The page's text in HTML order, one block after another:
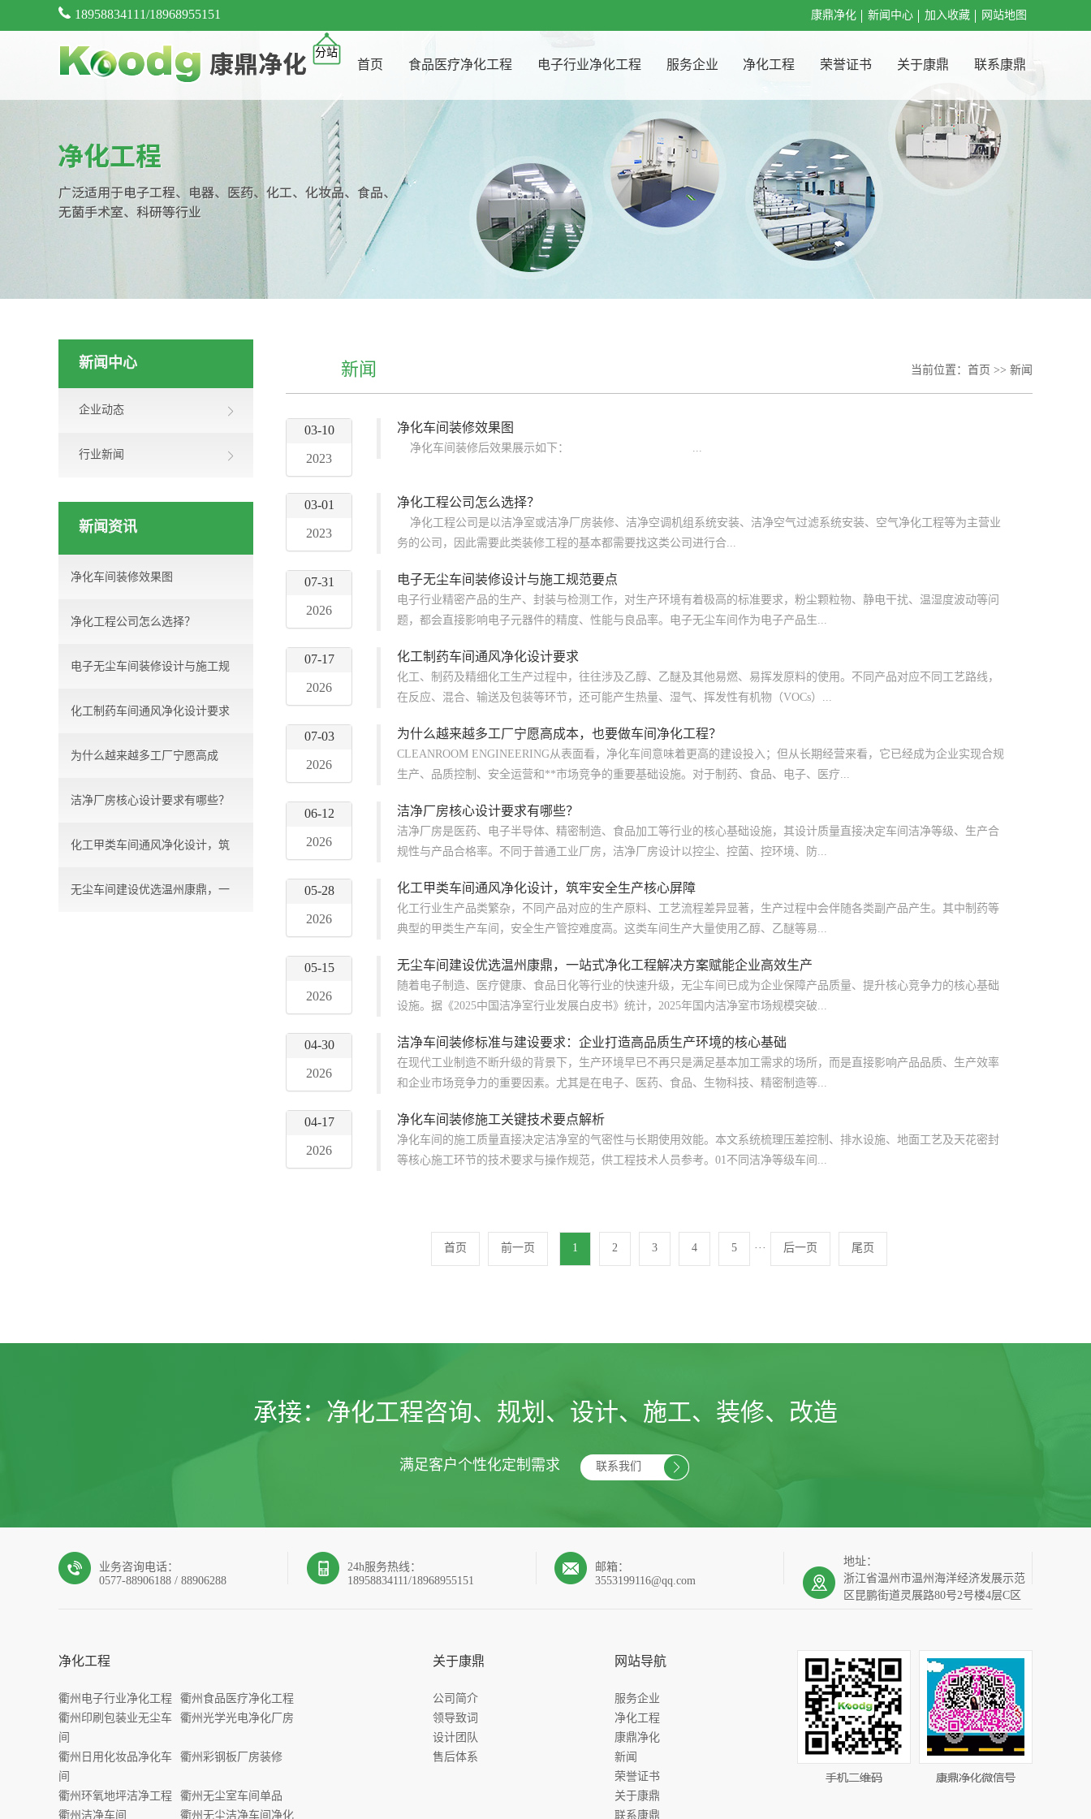
18958834111/18968955151 康鼎净化 新闻中心 加入收藏 网站地图
分站
首页 食品医疗净化工程 电子行业净化工程 服务企业 净化工程 荣誉证书 关于康鼎 联系康鼎
新闻中心
企业动态
行业新闻
新闻资讯
净化车间装修效果图
净化工程公司怎么选择？
电子无尘车间装修设计与施工规
范...
化工制药车间通风净化设计要求
为什么越来越多工厂宁愿高成
本，...
洁净厂房核心设计要求有哪些？
化工甲类车间通风净化设计，筑
牢...
无尘车间建设优选温州康鼎，一
新闻 当前位置： 首页 >> 新闻
03-10
2023
净化车间装修效果图
净化车间装修后效果展示如下： ...
03-01
2023
净化工程公司怎么选择？
净化工程公司是以洁净室或洁净厂房装修、洁净空调机组系统安装、洁净空气过滤系统安装、空气净化工程等为主营业
务的公司，因此需要此类装修工程的基本都需要找这类公司进行合...
07-31
2026
电子无尘车间装修设计与施工规范要点
电子行业精密产品的生产、封装与检测工作，对生产环境有着极高的标准要求，粉尘颗粒物、静电干扰、温湿度波动等问
题，都会直接影响电子元器件的精度、性能与良品率。电子无尘车间作为电子产品生...
07-17
2026
化工制药车间通风净化设计要求
化工、制药及精细化工生产过程中，往往涉及乙醇、乙醚及其他易燃、易挥发原料的使用。不同产品对应不同工艺路线，
在反应、混合、输送及包装等环节，还可能产生热量、湿气、挥发性有机物（VOCs）...
07-03
2026
为什么越来越多工厂宁愿高成本，也要做车间净化工程？
CLEANROOM ENGINEERING从表面看，净化车间意味着更高的建设投入；但从长期经营来看，它已经成为企业实现合规
生产、品质控制、安全运营和**市场竞争的重要基础设施。对于制药、食品、电子、医疗...
06-12
2026
洁净厂房核心设计要求有哪些？
洁净厂房是医药、电子半导体、精密制造、食品加工等行业的核心基础设施，其设计质量直接决定车间洁净等级、生产合
规性与产品合格率。不同于普通工业厂房，洁净厂房设计以控尘、控菌、控环境、防...
05-28
2026
化工甲类车间通风净化设计，筑牢安全生产核心屏障
化工行业生产品类繁杂，不同产品对应的生产原料、工艺流程差异显著，生产过程中会伴随各类副产品产生。其中制药等
典型的甲类生产车间，安全生产管控难度高。这类车间生产大量使用乙醇、乙醚等易...
05-15
2026
无尘车间建设优选温州康鼎，一站式净化工程解决方案赋能企业高效生产
随着电子制造、医疗健康、食品日化等行业的快速升级，无尘车间已成为企业保障产品质量、提升核心竞争力的核心基础
设施。据《2025中国洁净室行业发展白皮书》统计，2025年国内洁净室市场规模突破...
04-30
2026
洁净车间装修标准与建设要求：企业打造高品质生产环境的核心基础
在现代工业制造不断升级的背景下，生产环境早已不再只是满足基本加工需求的场所，而是直接影响产品品质、生产效率
和企业市场竞争力的重要因素。尤其是在电子、医药、食品、生物科技、精密制造等...
04-17
2026
净化车间装修施工关键技术要点解析
净化车间的施工质量直接决定洁净室的气密性与长期使用效能。本文系统梳理压差控制、排水设施、地面工艺及天花密封
等核心施工环节的技术要求与操作规范，供工程技术人员参考。01不同洁净等级车间...
首页 前一页 1 2 3 4 5 ··· 后一页 尾页
承接： 净化工程咨询、规划、设计、施工、装修、改造
满足客户个性化定制需求 联系我们
业务咨询电话：
0577-88906188 / 88906288
24h服务热线：
18958834111/18968955151
邮箱：
3553199116@qq.com
地址：
浙江省温州市温州海洋经济发展示范
区昆鹏街道灵展路80号2号楼4层C区
净化工程
衢州电子行业净化工程
衢州食品医疗净化工程
衢州印刷包装业无尘车
间
衢州光学光电净化厂房
衢州日用化妆品净化车
间
衢州彩钢板厂房装修
衢州环氧地坪洁净工程
衢州无尘室车间单品
衢州洁净车间
衢州无尘洁净车间净化
关于康鼎
公司简介
领导致词
设计团队
售后体系
网站导航
服务企业
净化工程
康鼎净化
新闻
荣誉证书
关于康鼎
联系康鼎